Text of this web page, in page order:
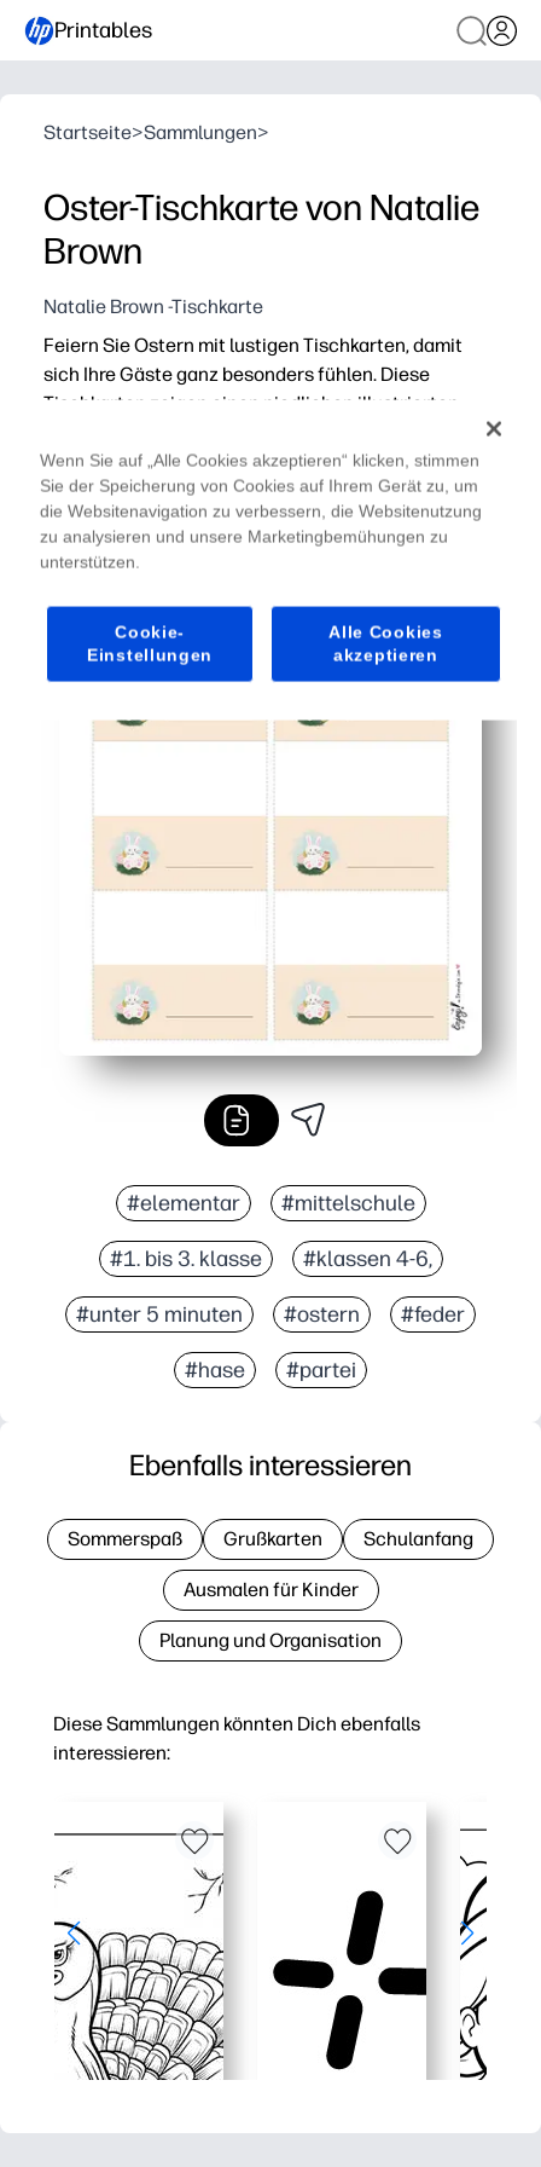
Printables
Startseite>Sammlungen>
Oster-Tischkarte von Natalie
Brown
Natalie Brown -Tischkarte
Feiern Sie Ostern mit lustigen Tischkarten, damit
sich Ihre Gäste ganz besonders fühlen. Diese
Tischkarten zeigen einen niedlichen illustrierten
aufzuschreiben.
Warum es funktioniert:
Praktisches Drucken und Mitnehmen — einfach auf
Personalisierte Note — Sie geben jedem Gast das
Kinderfreundliches Engagement — lassen Sie Kinder
#elementar #mittelschule
#1. bis 3. klasse #klassen 4-6,
#unter 5 minuten #ostern #feder
#hase #partei
Diese Sammlungen könnten Dich ebenfalls
interessieren:
Ebenfalls interessieren
Sommerspaß Grußkarten Schulanfang
Ausmalen für Kinder
Planung und Organisation
Wenn Sie auf „Alle Cookies akzeptieren“ klicken, stimmen
Sie der Speicherung von Cookies auf Ihrem Gerät zu, um
die Websitenavigation zu verbessern, die Websitenutzung
zu analysieren und unsere Marketingbemühungen zu
unterstützen.
Cookie-
Einstellungen
Alle Cookies
akzeptieren